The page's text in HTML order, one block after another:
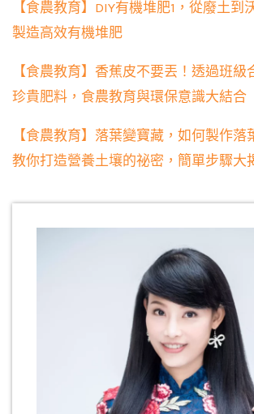
【食農教育】DIY有機堆肥1，從廢土到
製造高效有機堆肥
【食農教育】香蕉皮不要丟！透過班級
珍貴肥料，食農教育與環保意識大結合
【食農教育】落葉變寶藏，如何製作落
教你打造營養土壤的祕密，簡單步驟大